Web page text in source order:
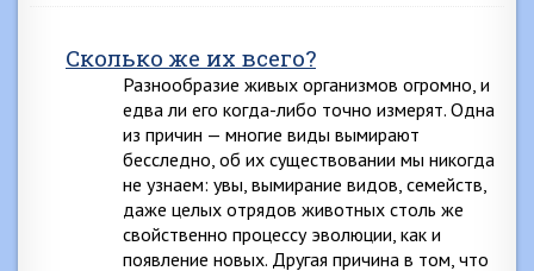
Cколько же их всего?
Разнообразие живых организмов огромно, и
едва ли его когда-либо точно измерят. Одна
из причин — многие виды вымирают
бесследно, об их существовании мы никогда
не узнаем: увы, вымирание видов, семейств,
даже целых отрядов животных столь же
свойственно процессу эволюции, как и
появление новых. Другая причина в том, что